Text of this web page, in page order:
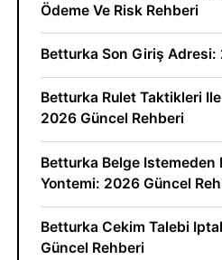
Ödeme Ve Risk Rehberi
Betturka Son Giriş Adresi:
Betturka Rulet Taktikleri
2026 Güncel Rehberi
Betturka Belge Istemeden
Yontemi: 2026 Güncel
Betturka Cekim Talebi
Güncel Rehberi